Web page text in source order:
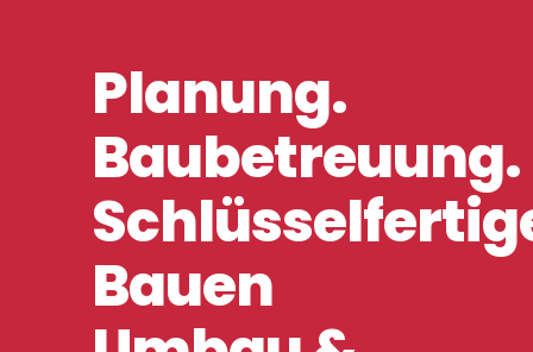
Planung.
Baubetreuung.
Bauen